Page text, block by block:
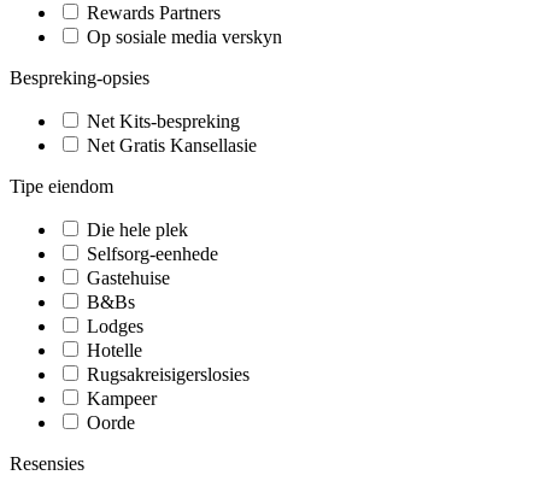
Rewards Partners
Op sosiale media verskyn
Bespreking-opsies
Net Kits-bespreking
Net Gratis Kansellasie
Tipe eiendom
Die hele plek
Selfsorg-eenhede
Gastehuise
B&Bs
Lodges
Hotelle
Rugsakreisigerslosies
Kampeer
Oorde
Resensies